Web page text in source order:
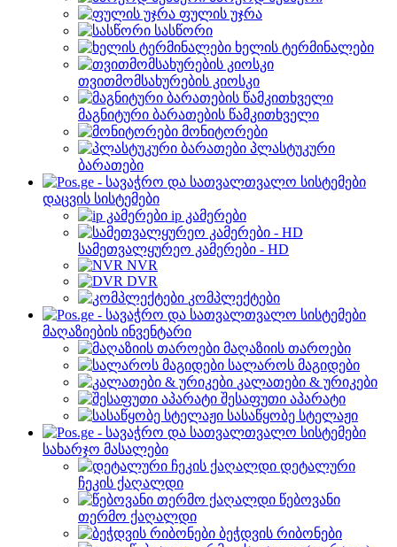
ფულის უჯრა
სასწორი
ხელის ტერმინალები
თვითმომსახურების კიოსკი
მაგნიტური ბარათების წამკითხველი
მონიტორები
პლასტუკური
ბარათები
დაცვის სისტემები
ip კამერები
სამეთვალყურეო კამერები - HD
NVR
DVR
კომპლექტები
მაღაზიების ინვენტარი
მაღაზიის თაროები
სალაროს მაგიდები
კალათები & ურიკები
შესაფუთი აპარატი
სასაწყობე სტელაჟი
სახარჯო მასალები
დეტალური
ჩეკის ქაღალდი
წებოვანი
თერმო ქაღალდი
ბეჭდვის რიბონები